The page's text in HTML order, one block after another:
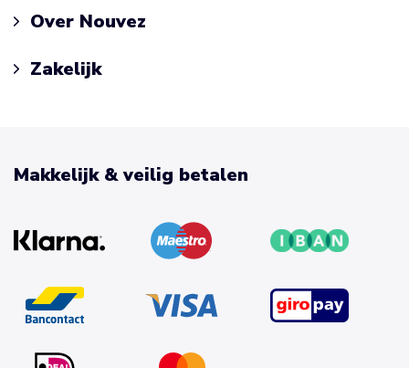
Over Nouvez
Zakelijk
Makkelijk & veilig betalen